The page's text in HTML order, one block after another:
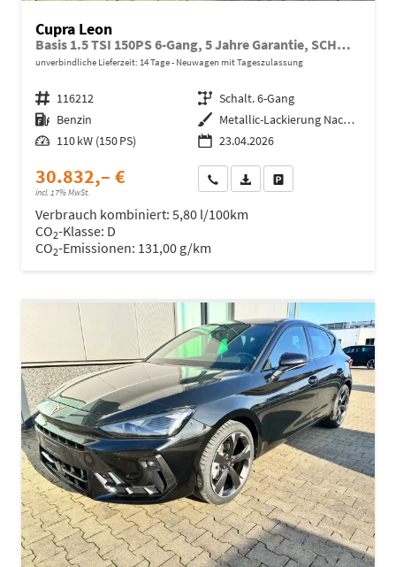
Cupra Leon
Basis 1.5 TSI 150PS 6-Gang, 5 Jahre Garantie, SCHWARZ-METALLIC, AHK SCHWENKBAR, MATRIX-LED, EDGE-PAKET, WINTER-PAKET, 18" Alufelgen, Voll-LED-Scheinwerfer, 3Z-Climatronic, ACC/Tempomat, Digitales Cockpit, Full Link, Parksensoren v/h, Privacy-Glas, M-Lederlenkra
unverbindliche Lieferzeit: 14 Tage Neuwagen mit Tageszulassung
Fahrzeugnr. 116212 Getriebe Schalt. 6-Gang
Kraftstoff Benzin Außenfarbe
Metallic-Lackierung Nacht-Schwarz
Leistung 110 kW (150 PS) 23.04.2026
30.832,– €
incl. 17% MwSt.
Wir rufen Sie anFahrzeugexposé (PDF)
Verbrauch kombiniert: 5,80 l/100km
CO2-Klasse: D
CO2-Emissionen: 131,00 g/km